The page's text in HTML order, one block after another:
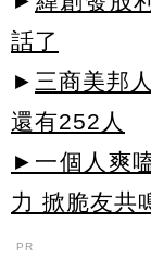
話了
► 三商美邦
還有252人
►一個人爽
力 掀脆友共
PR